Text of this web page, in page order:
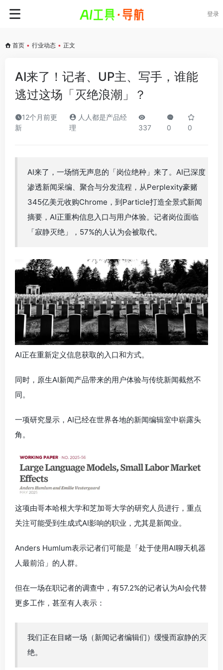
登录
首页 • 行业动态 • 正文
AI来了！记者、UP主、写手，谁能
逃过这场「灭绝浪潮」？
12个月前更
新
人人都是产品经
理
337 0 0
AI来了，一场悄无声息的「岗位绝种」来了。AI已深度
渗透新闻采编、聚合与分发流程，从Perplexity豪赌
345亿美元收购Chrome，到Particle打造全景式新闻
摘要，AI正重构信息入口与用户体验。记者岗位面临
「寂静灭绝」，57%的人认为会被取代。
AI正在重新定义信息获取的入口和方式。
同时，原生AI新闻产品带来的用户体验与传统新闻截然不
同。
一项研究显示，AI已经在世界各地的新闻编辑室中崭露头
角。
这项由哥本哈根大学和芝加哥大学的研究人员进行，重点
关注可能受到生成式AI影响的职业，尤其是新闻业。
Anders Humlum表示记者们可能是「处于使用AI聊天机器
人最前沿」的人群。
但在一场在职记者的调查中，有57.2%的记者认为AI会代替
更多工作，甚至有人表示：
我们正在目睹一场（新闻记者编辑们）缓慢而寂静的灭
绝。